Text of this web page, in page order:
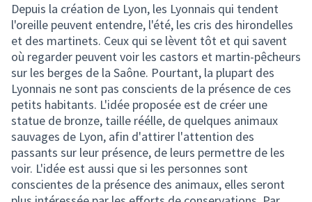
Depuis la création de Lyon, les Lyonnais qui tendent
l'oreille peuvent entendre, l'été, les cris des hirondelles
et des martinets. Ceux qui se lèvent tôt et qui savent
où regarder peuvent voir les castors et martin-pêcheurs
sur les berges de la Saône. Pourtant, la plupart des
Lyonnais ne sont pas conscients de la présence de ces
petits habitants. L'idée proposée est de créer une
statue de bronze, taille réélle, de quelques animaux
sauvages de Lyon, afin d'attirer l'attention des
passants sur leur présence, de leurs permettre de les
voir. L'idée est aussi que si les personnes sont
conscientes de la présence des animaux, elles seront